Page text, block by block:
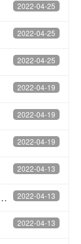
2022-04-25
2022-04-25
2022-04-25
2022-04-19
2022-04-19
2022-04-19
2022-04-13
2022-04-13
2022-04-13